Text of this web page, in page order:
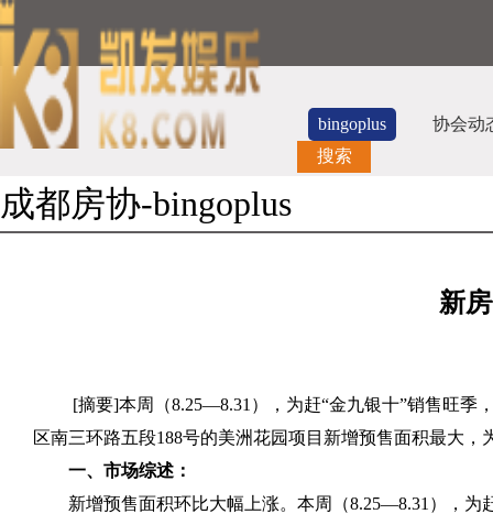
bingoplus
协会动
搜索
成都房协-bingoplus
新
[摘要]本周（8.25—8.31 ），为赶“金九银十”销售旺季
区南三环路五段188号的美洲花园项目新增预售面积最大，
一、市场综述：
新增预售面积环比大幅上涨。本周（8.25—8.31 ），为